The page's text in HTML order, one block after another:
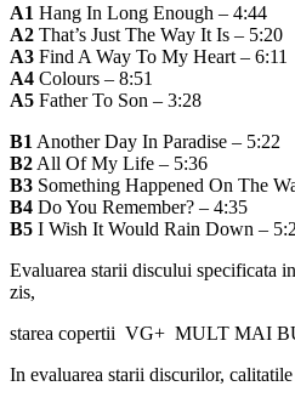
A1 Hang In Long Enough – 4:44
A2 That’s Just The Way It Is – 5:20
A3 Find A Way To My Heart – 6:11
A4 Colours – 8:51
A5 Father To Son – 3:28
B1 Another Day In Paradise – 5:22
B2 All Of My Life – 5:36
B3 Something Happened On The
B4 Do You Remember? – 4:35
B5 I Wish It Would Rain Down –
Evaluarea starii discului specificata
zis,
starea copertii VG+ MULT MAI
In evaluarea starii discurilor,